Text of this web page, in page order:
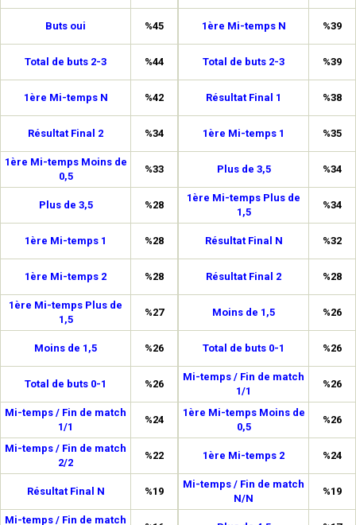
Buts oui %45
Total de buts 2-3 %44
1ère Mi-temps N %42
Résultat Final 2 %34
1ère Mi-temps Moins de
0,5
%33
Plus de 3,5 %28
1ère Mi-temps 1 %28
1ère Mi-temps 2 %28
1ère Mi-temps Plus de
1,5
%27
Moins de 1,5 %26
Total de buts 0-1 %26
Mi-temps / Fin de match
1/1
%24
Mi-temps / Fin de match
2/2
%22
Résultat Final N %19
Mi-temps / Fin de match
1ère Mi-temps N %39
Total de buts 2-3 %39
Résultat Final 1 %38
1ère Mi-temps 1 %35
Plus de 3,5 %34
1ère Mi-temps Plus de
1,5
%34
Résultat Final N %32
Résultat Final 2 %28
Moins de 1,5 %26
Total de buts 0-1 %26
Mi-temps / Fin de match
1/1
%26
1ère Mi-temps Moins de
0,5
%26
1ère Mi-temps 2 %24
Mi-temps / Fin de match
N/N
%19